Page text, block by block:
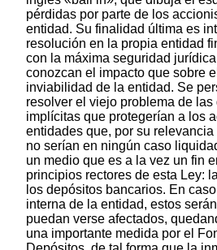
pérdidas por parte de los
entidad. Su finalidad última es
resolución en la propia entidad
con la máxima seguridad
conozcan el impacto que sobre
inviabilidad de la entidad. Se
resolver el viejo problema de
implícitas que protegerían a los
entidades que, por su
no serían en ningún caso
un medio que es a la vez un fin
principios rectores de esta Ley:
los depósitos bancarios. En
interna de la entidad, estos
puedan verse afectados,
una importante medida por el